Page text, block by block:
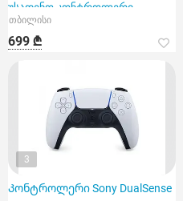
უსადენო კონტროლერი
თბილისი
699 ₾
3
Კონტროლერი Sony DualSense